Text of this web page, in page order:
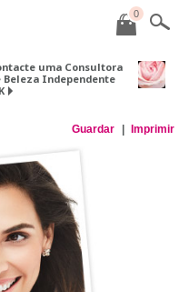
0
uma Consultora
Beleza Independente
Guardar Imprimir